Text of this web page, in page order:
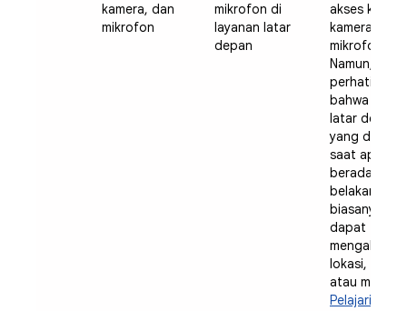
kamera, dan
mikrofon
mikrofon di
layanan latar
depan
akses ke
kamera dan
mikrofon.
Namun,
perhatikan
bahwa
latar depan
yang dimulai
saat aplikasi
berada di
belakang
biasanya
dapat
mengakses
lokasi,
atau
Pelajari lebih